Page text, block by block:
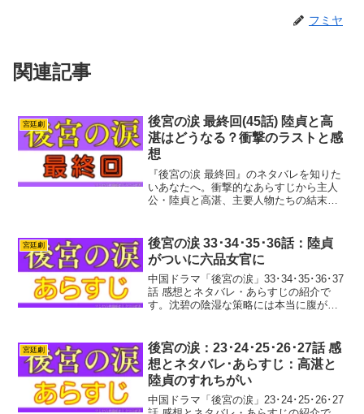
フミヤ
関連記事
宮廷劇
後宮の涙 最終回(45話) 陸貞と高
湛はどうなる？衝撃のラストと感
想
『後宮の涙 最終回』のネタバレを知りた
いあなたへ。衝撃的なあらすじから主人
公・陸貞と高湛、主要人物たちの結末を
方、ドラマの余韻に浸りたい方もぜひご
覧ください。
宮廷劇
後宮の涙 33･34･35･36話：陸貞
がついに六品女官に
中国ドラマ「後宮の涙」33･34･35･36･37
話 感想とネタバレ・あらすじの紹介で
す。沈碧の陰湿な策略には本当に腹が立
は思っていましたが、やっぱり敵になり
ました。でも...
宮廷劇
後宮の涙：23･24･25･26･27話 感
想とネタバレ･あらすじ：高湛と
陸貞のすれちがい
中国ドラマ「後宮の涙」23･24･25･26･27